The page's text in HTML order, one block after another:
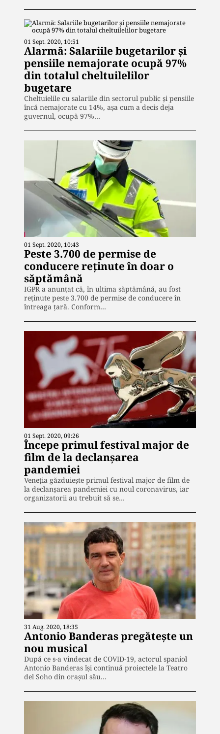
01 Sept. 2020, 10:51
Alarmă: Salariile bugetarilor și
pensiile nemajorate ocupă 97%
din totalul cheltuilelilor
bugetare
Cheltuielile cu salariile din sectorul public și pensiile
încă nemajorate cu 14%, așa cum a decis deja
guvernul, ocupă 97%…
01 Sept. 2020, 10:43
Peste 3.700 de permise de
conducere reținute în doar o
săptămână
IGPR a anunțat că, în ultima săptămână, au fost
reținute peste 3.700 de permise de conducere în
întreaga țară. Conform…
01 Sept. 2020, 09:26
Începe primul festival major de
film de la declanşarea
pandemiei
Veneţia găzduieşte primul festival major de film de
la declanşarea pandemiei cu noul coronavirus, iar
organizatorii au trebuit să se…
31 Aug. 2020, 18:35
Antonio Banderas pregăteşte un
nou musical
După ce s-a vindecat de COVID-19, actorul spaniol
Antonio Banderas îşi continuă proiectele la Teatro
del Soho din oraşul său…